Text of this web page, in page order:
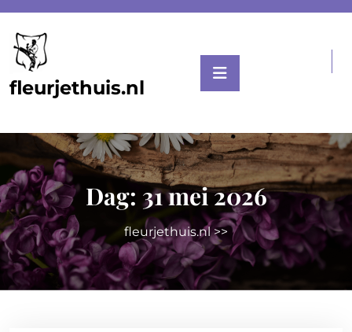
content
fleurjethuis.nl
Dag: 31 mei 2026
fleurjethuis.nl>>